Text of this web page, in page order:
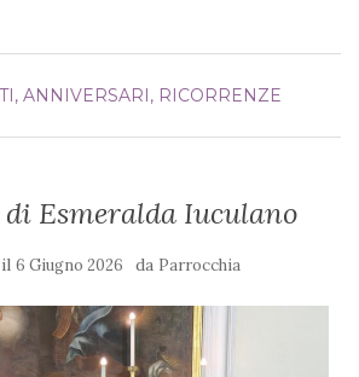
ANNIVERSARI, RICORRENZE
Esmeralda Iuculano
6 Giugno 2026 da Parrocchia